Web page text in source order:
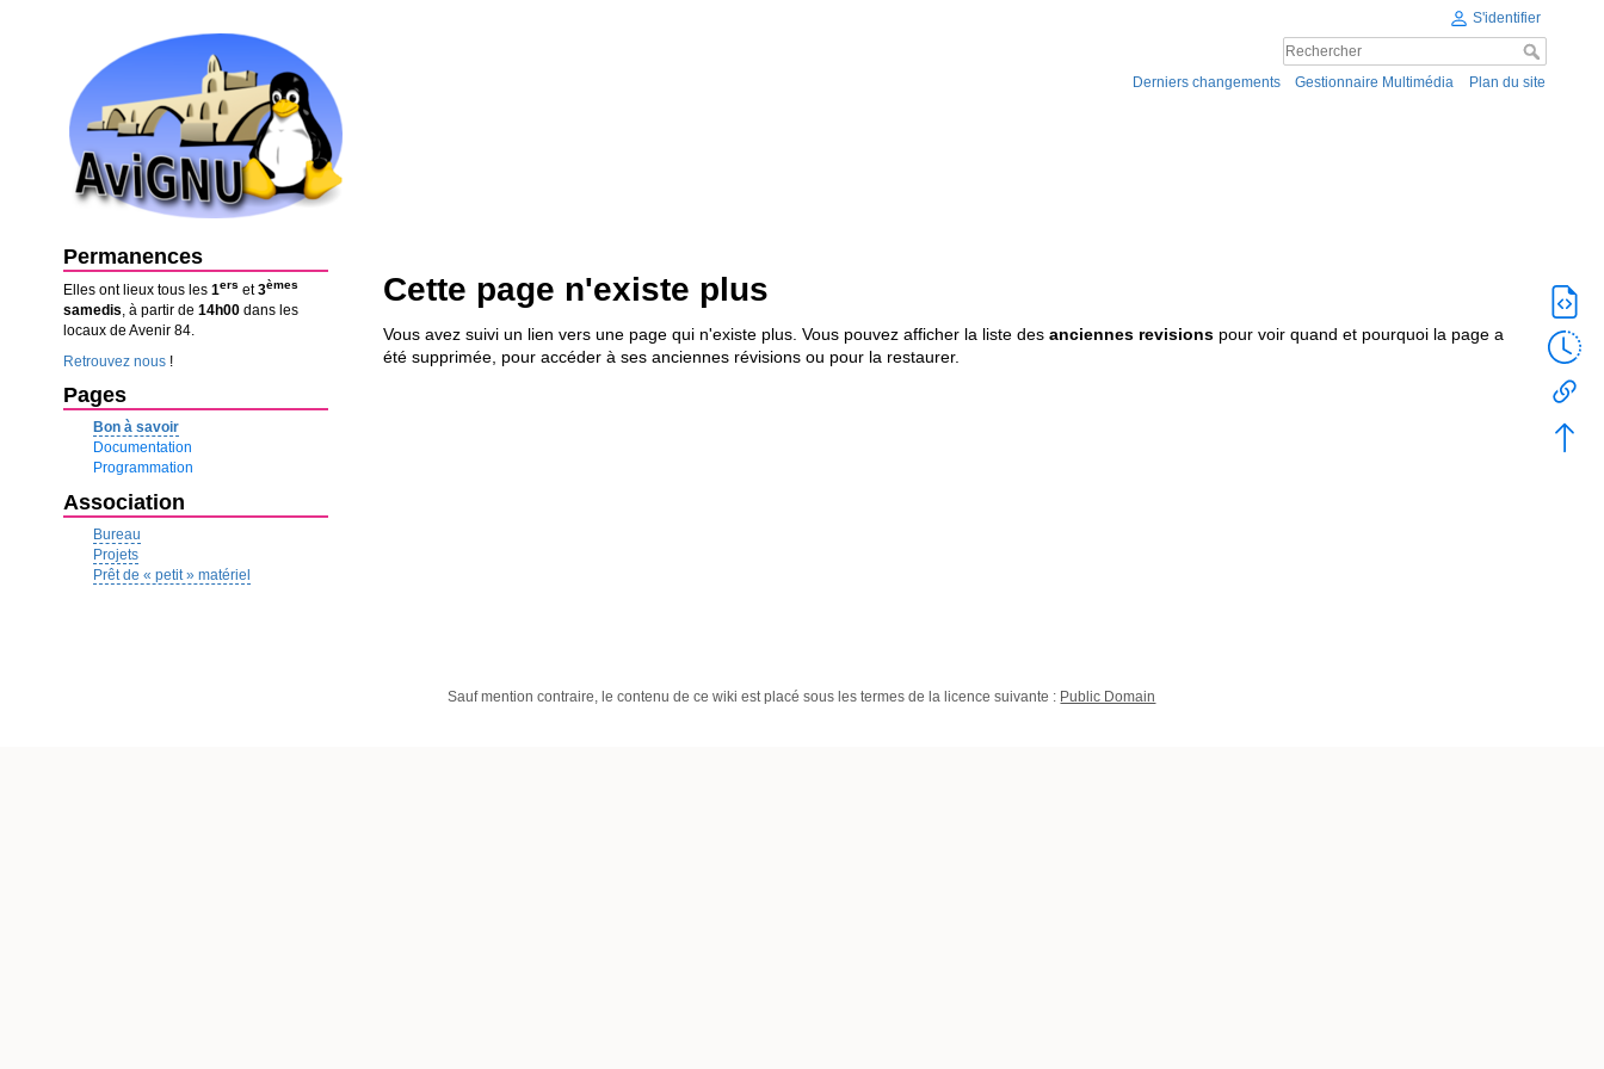
S'identifier
Derniers changements Gestionnaire Multimédia Plan du site
Permanences
Elles ont lieux tous les1ers et3èmes
samedis, à partir de14h00 dans les
locaux de Avenir 84.
Retrouvez nous !
Pages
Bon à savoir
Documentation
Programmation
Association
Bureau
Projets
Prêt de « petit » matériel
Cette page n'existe plus
Vous avez suivi un lien vers une page qui n'existe plus. Vous pouvez afficher la liste desanciennes revisions pour voir quand et pourquoi la page a
été supprimée, pour accéder à ses anciennes révisions ou pour la restaurer.
Sauf mention contraire, le contenu de ce wiki est placé sous les termes de la licence suivante : Public Domain